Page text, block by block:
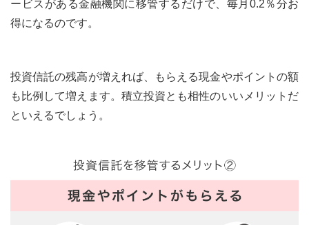
ービスがある金融機関に移管するだけで、毎月0.2％分お
得になるのです。
投資信託の残高が増えれば、もらえる現金やポイントの額
も比例して増えます。積立投資とも相性のいいメリットだ
といえるでしょう。